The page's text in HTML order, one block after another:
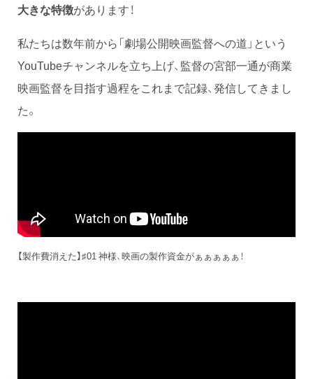
大きな特徴があります！
私たちは数年前から「劇場公開映画監督への道」という
YouTubeチャンネルを立ち上げ、監督の宮部一通が商業
映画監督を目指す過程をこれまで記録、発信してきまし
た。
【製作費消えた】♯01 神様、映画の製作資金がぁぁぁぁぁ！